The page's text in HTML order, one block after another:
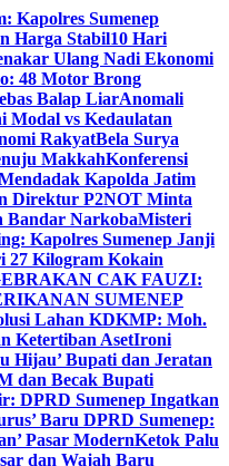
Kapolres Sumenep
Harga Stabil10 Hari
Ulang Nadi Ekonomi
48 Motor Brong
Balap LiarAnomali
Modal vs Kedaulatan
RakyatBela Surya
MakkahKonferensi
Kapolda Jatim
Direktur P2NOT Minta
Bandar NarkobaMisteri
Kapolres Sumenep Janji
27 Kilogram Kokain
CAK FAUZI:
SUMENEP
Lahan KDKMP: Moh.
Ketertiban AsetIroni
Hijau’ Bupati dan Jeratan
dan Becak Bupati
DPRD Sumenep Ingatkan
Baru DPRD Sumenep:
Pasar ModernKetok Palu
dan Wajah Baru